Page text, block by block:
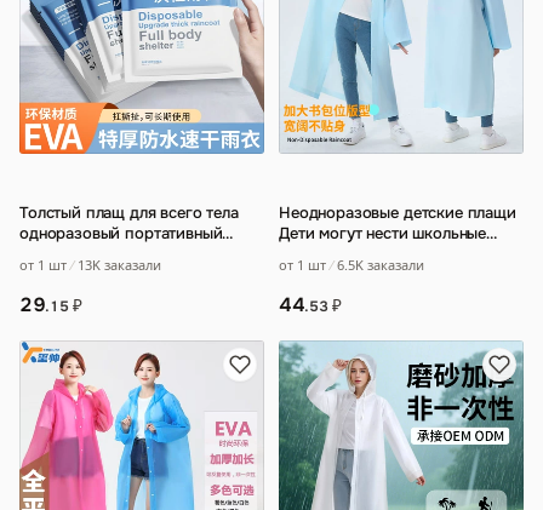
Толстый плащ для всего тела
одноразовый портативный
взрослых мужчин…
от 1 шт 13K заказали
29.15 ₽
Неодноразовые детские плащи
Дети могут нести школьные
от 1 шт 6.5K заказали
44.53₽